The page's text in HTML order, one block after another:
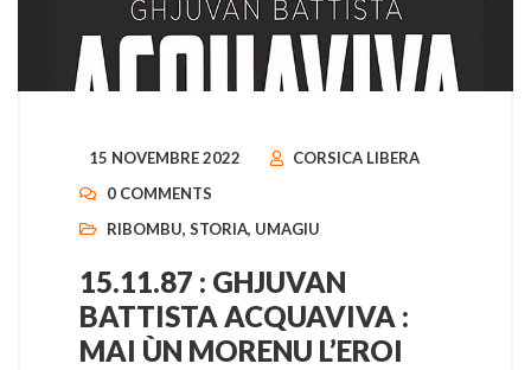
15 NOVEMBRE 2022
CORSICA LIBERA
0 COMMENTS
RIBOMBU, STORIA, UMAGIU
15.11.87 : GHJUVAN
BATTISTA ACQUAVIVA :
MAI ÙN MORENU L’EROI